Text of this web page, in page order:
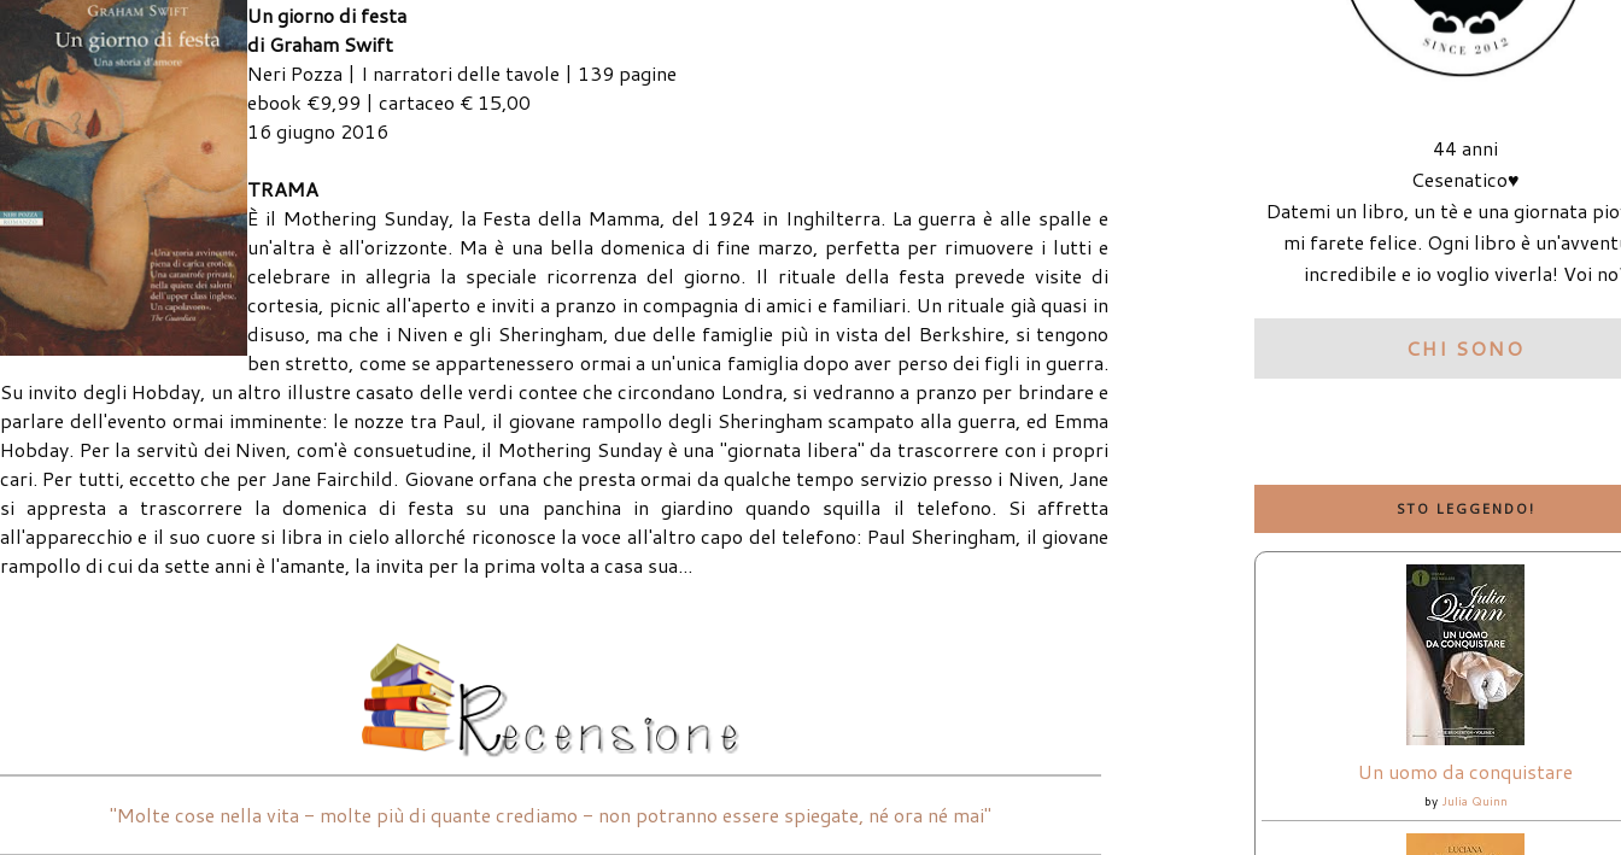
Un giorno di festa
di Graham Swift
Neri Pozza | I narratori delle tavole | 139 pagine
ebook €9,99 | cartaceo € 15,00
16 giugno 2016
TRAMA
È il Mothering Sunday, la Festa della Mamma, del 1924 in Inghilterra. La guerra è alle spalle e
un'altra è all'orizzonte. Ma è una bella domenica di fine marzo, perfetta per rimuovere i lutti e
celebrare in allegria la speciale ricorrenza del giorno. Il rituale della festa prevede visite di
cortesia, picnic all'aperto e inviti a pranzo in compagnia di amici e familiari. Un rituale già quasi in
disuso, ma che i Niven e gli Sheringham, due delle famiglie più in vista del Berkshire, si tengono
ben stretto, come se appartenessero ormai a un'unica famiglia dopo aver perso dei figli in guerra.
Su invito degli Hobday, un altro illustre casato delle verdi contee che circondano Londra, si vedranno a pranzo per brindare e
parlare dell'evento ormai imminente: le nozze tra Paul, il giovane rampollo degli Sheringham scampato alla guerra, ed Emma
Hobday. Per la servitù dei Niven, com'è consuetudine, il Mothering Sunday è una "giornata libera" da trascorrere con i propri
cari. Per tutti, eccetto che per Jane Fairchild. Giovane orfana che presta ormai da qualche tempo servizio presso i Niven, Jane
si appresta a trascorrere la domenica di festa su una panchina in giardino quando squilla il telefono. Si affretta
all'apparecchio e il suo cuore si libra in cielo allorché riconosce la voce all'altro capo del telefono: Paul Sheringham, il giovane
rampollo di cui da sette anni è l'amante, la invita per la prima volta a casa sua...
"Molte cose nella vita - molte più di quante crediamo - non potranno essere spiegate, né ora né mai"
44 anni
Cesenatico♥
Datemi un libro, un tè e una giornata
mi farete felice. Ogni libro è
incredibile e io voglio viverla! Voi
CHI SONO
STO LEGGENDO!
Un uomo da conquistare
by Julia Quinn